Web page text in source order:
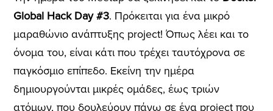
Global Hack Day #3. Πρόκειται για ένα μικρό
μαραθώνιο ανάπτυξης project! Όπως λέει και το
όνομα του, είναι κάτι που τρέχει ταυτόχρονα σε
παγκόσμιο επίπεδο. Εκείνη την ημέρα
δημιουργούνται μικρές ομάδες, έως τριών
ατόμων, που δουλεύουν πάνω σε ένα project που